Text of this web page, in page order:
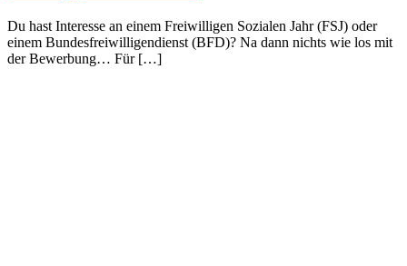
Du hast Interesse an einem Freiwilligen Sozialen Jahr (FSJ) oder
einem Bundesfreiwilligendienst (BFD)? Na dann nichts wie los mit
der Bewerbung… Für […]